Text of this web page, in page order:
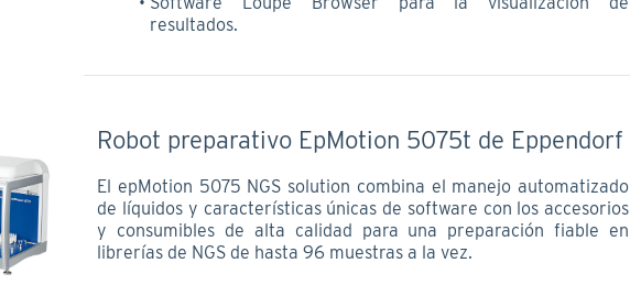
resultados.
Robot preparativo EpMotion 5075t de Eppendorf
El epMotion 5075 NGS solution combina el manejo automatizado
de líquidos y características únicas de software con los accesorios
y consumibles de alta calidad para una preparación fiable en
librerías de NGS de hasta 96 muestras a la vez.